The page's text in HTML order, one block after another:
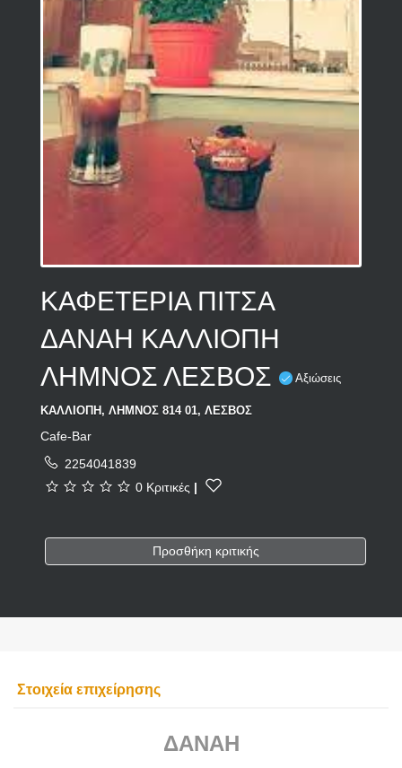
ΚΑΦΕΤΕΡΙΑ ΠΙΤΣΑ
ΔΑΝΑΗ ΚΑΛΛΙΟΠΗ
ΛΗΜΝΟΣ ΛΕΣΒΟΣ
Αξιώσεις
ΚΑΛΛΙΟΠΗ, ΛΗΜΝΟΣ 814 01, ΛΕΣΒΟΣ
Cafe-Bar
2254041839
0 Κριτικές |
Προσθήκη κριτικής
Στοιχεία επιχείρησης
ΔΑΝΑΗ